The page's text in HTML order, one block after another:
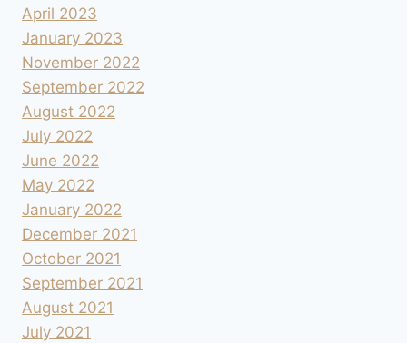
April 2023
January 2023
November 2022
September 2022
August 2022
July 2022
June 2022
May 2022
January 2022
December 2021
October 2021
September 2021
August 2021
July 2021